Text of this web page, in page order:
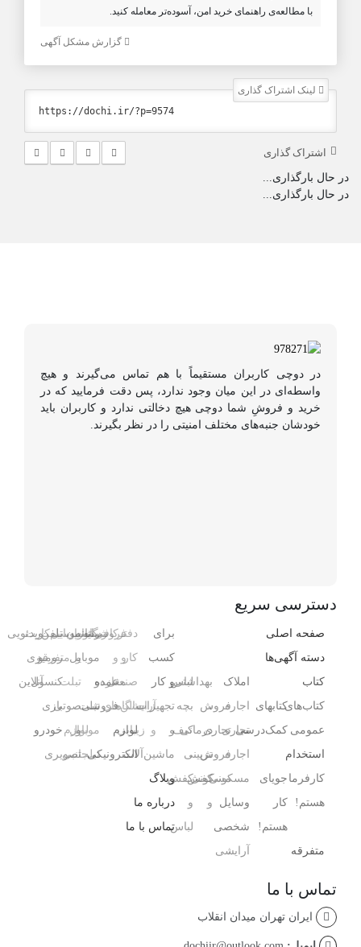
با مطالعه‌ی راهنمای خرید امن، آسوده‌تر معامله کنید.
گزارش مشکل آگهی
لینک اشتراک گذاری
اشتراک گذاری
در حال بارگذاری...
در حال بارگذاری...
در دوچی کاربران مستقیماً با هم تماس می‌گیرند و هیچ
واسطه‌ای در این میان وجود ندارد، پس دقت فرمایید که در
خرید و فروشِ شما دوچی هیچ دخالتی ندارد و کاربران باید
خودشان جنبه‌های مختلف امنیتی را در نظر بگیرند.
دسترسی سریع
صفحه اصلی
دسته آگهی‌ها
کتاب
کتاب‌های
عمومی
کتابهای
کمک‌درسی
استخدام
کارفرما
هستم!
جویای
کار
هستم!
متفرقه
املاک
اجاره
تجاری
اجاره
مسکونی
فروش
تجاری
فروش
مسکونی
وسایل
شخصی
آرایشی ،
بهداشتی
،
درمانی
تزیینی
کفش
و
لباس
بچه
کیف
،
کفش
و
لباس
برای
کسب
و کار
تجهیزات
و
ماشین‌آلات
آرایشگاه
و
سالن‌های
زیبایی
دفتر
کار
صنعتی
فروشگاه
و
مغازه
کافی‌شاپ
و
رستوران
عمده
فروشی
لوازم
الکترونیکی
رایانه
موبایل
و
تبلت
موبایل
تبلت
لوازم
جانبی
موبایل
و
تبلت
سیم‌کارت
متفرقه
صوتی
و
تصویری
تلفن
رومیزی
کنسول،
بازی‌
ویدئویی
و
آنلاین
خودرو
وبلاگ
درباره ما
تماس با ما
تماس با ما
ایران تهران میدان انقلاب